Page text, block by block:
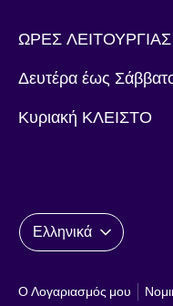
ΩΡΕΣ ΛΕΙΤΟΥΡΓΙΑΣ
Δευτέρα έως
Κυριακή ΚΛΕΙΣΤΟ
Ο Λογαριασμός μου
Γλώσσα
Ελληνικά